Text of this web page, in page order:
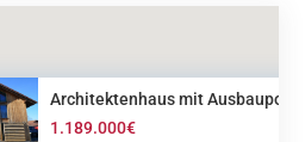
Architektenhaus mit
1.189.000€